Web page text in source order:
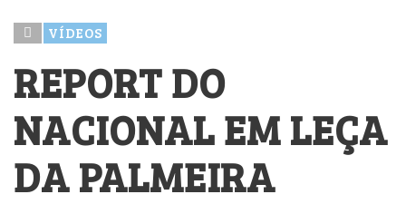
VÍDEOS
REPORT DO
NACIONAL EM LEÇA
DA PALMEIRA